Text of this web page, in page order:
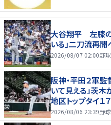
大谷翔平 左膝の
いる」二刀流再
2026/08/07 02:00野球
阪神・平田２軍
いて見える」茨
地区トップタイ１
2026/08/06 23:39野球